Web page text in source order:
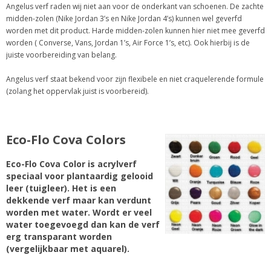
Angelus verf raden wij niet aan voor de onderkant van schoenen. De zachte
midden-zolen (Nike Jordan 3’s en Nike Jordan 4’s) kunnen wel geverfd
worden met dit product. Harde midden-zolen kunnen hier niet mee geverfd
worden ( Converse, Vans, Jordan 1’s, Air Force 1’s, etc). Ook hierbij is de
juiste voorbereiding van belang.
Angelus verf staat bekend voor zijn flexibele en niet craquelerende formule
(zolang het oppervlak juist is voorbereid).
Eco-Flo Cova Colors
Eco-Flo Cova Color is acrylverf
speciaal voor plantaardig gelooid
leer (tuigleer). Het is een
dekkende verf maar kan verdunt
worden met water. Wordt er veel
water toegevoegd dan kan de verf
erg transparant worden
(vergelijkbaar met aquarel).